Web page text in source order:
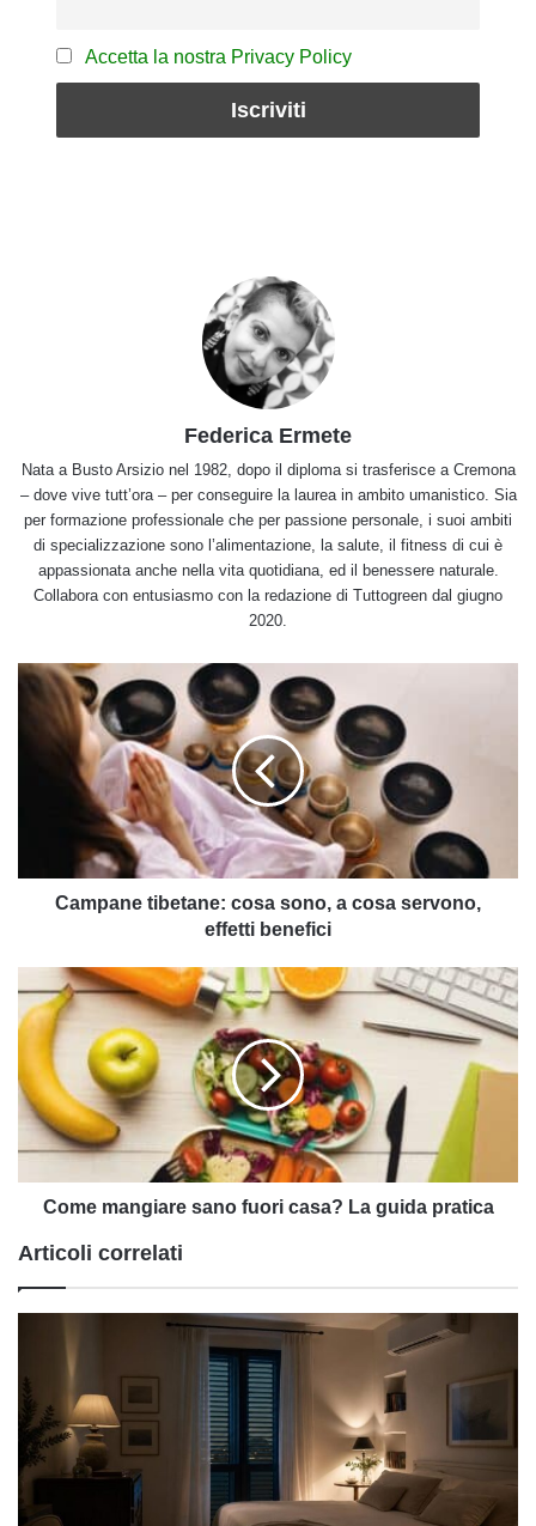
Accetta la nostra Privacy Policy
Federica Ermete
Nata a Busto Arsizio nel 1982, dopo il diploma si trasferisce a Cremona
– dove vive tutt’ora – per conseguire la laurea in ambito umanistico. Sia
per formazione professionale che per passione personale, i suoi ambiti
di specializzazione sono l’alimentazione, la salute, il fitness di cui è
appassionata anche nella vita quotidiana, ed il benessere naturale.
Collabora con entusiasmo con la redazione di Tuttogreen dal giugno
2020.
Campane
tibetane:
benefici
Campane tibetane: cosa sono, a cosa servono,
effetti benefici
mangiare
sano
casa?
La
guida
pratica
Come mangiare sano fuori casa? La guida pratica
Articoli correlati